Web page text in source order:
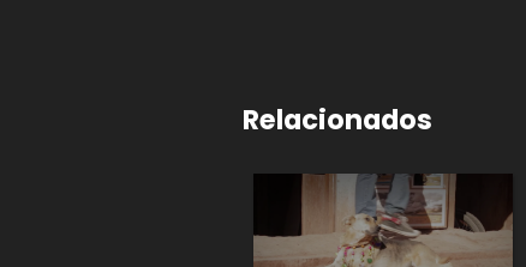
Relacionados